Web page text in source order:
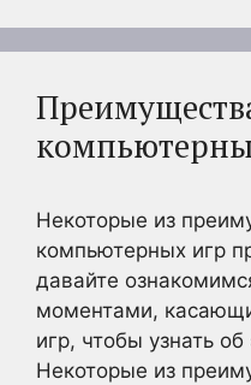
Некоторые из
компьютерных игр
давайте
моментами,
игр, чтобы узнать
Некоторые из